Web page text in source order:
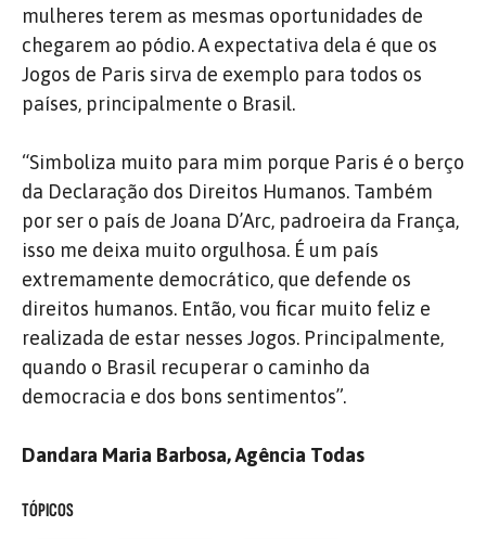
mulheres terem as mesmas oportunidades de
chegarem ao pódio. A expectativa dela é que os
Jogos de Paris sirva de exemplo para todos os
países, principalmente o Brasil.
“Simboliza muito para mim porque Paris é o berço
da Declaração dos Direitos Humanos. Também
por ser o país de Joana D’Arc, padroeira da França,
isso me deixa muito orgulhosa. É um país
extremamente democrático, que defende os
direitos humanos. Então, vou ficar muito feliz e
realizada de estar nesses Jogos. Principalmente,
quando o Brasil recuperar o caminho da
democracia e dos bons sentimentos”.
Dandara Maria Barbosa, Agência Todas
TÓPICOS